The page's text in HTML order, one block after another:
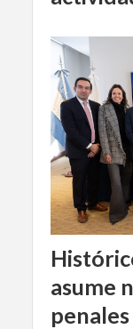
asume
penales